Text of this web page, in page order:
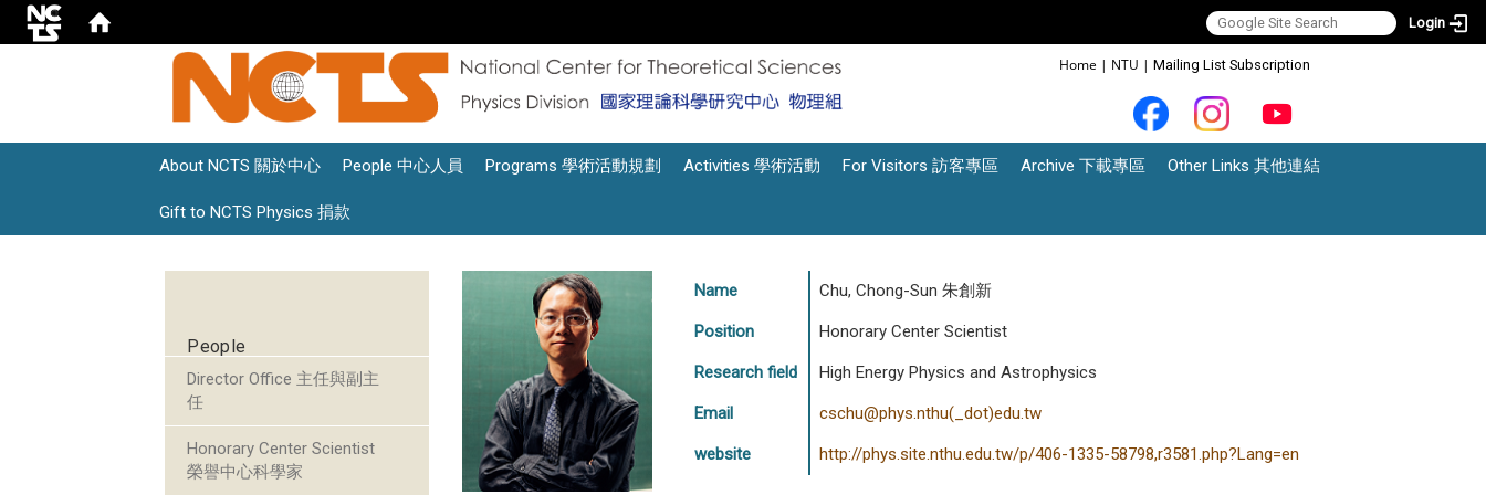
Login
Home | NTU | Mailing List Subscription
About NCTS 關於中心 People 中心人員 Programs 學術活動規劃 Activities 學術活動 For Visitors 訪客專區 Archive 下載專區 Other Links 其他連結
Gift to NCTS Physics 捐款
People
Director Office 主任與副主
任
Honorary Center Scientist
榮譽中心科學家
Name Chu, Chong-Sun 朱創新
Position Honorary Center Scientist
Research field High Energy Physics and Astrophysics
Email cschu@phys.nthu(_dot)edu.tw
website http://phys.site.nthu.edu.tw/p/406-1335-58798,r3581.php?Lang=en